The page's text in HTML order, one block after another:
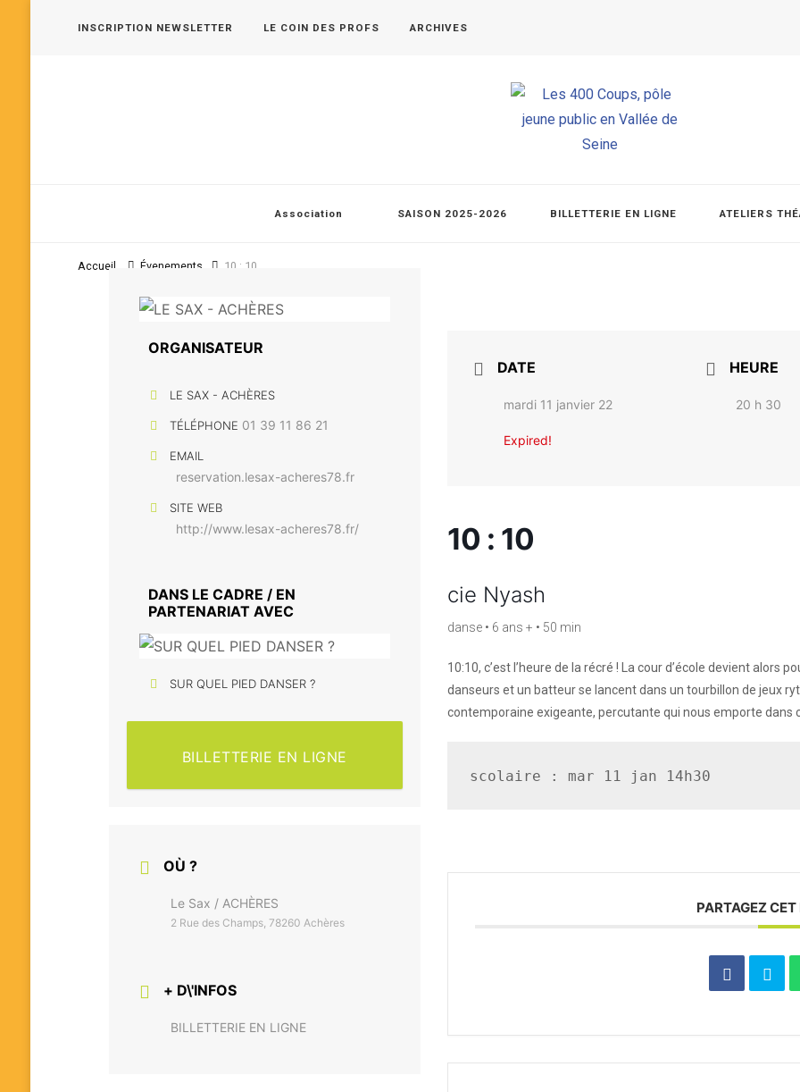
INSCRIPTION NEWSLETTER LE COIN DES PROFS ARCHIVES
Association SAISON 2025-2026 BILLETTERIE EN LIGNE ATELIERS
Accueil Évenements 10 : 10
ORGANISATEUR
LE SAX - ACHÈRES
TÉLÉPHONE 01 39 11 86 21
EMAIL
reservation.lesax-acheres78.fr
SITE WEB
http://www.lesax-acheres78.fr/
DANS LE CADRE / EN
PARTENARIAT AVEC
SUR QUEL PIED DANSER ?
BILLETTERIE EN LIGNE
OÙ ?
Le Sax / ACHÈRES
2 Rue des Champs, 78260 Achères
+ D\'INFOS
BILLETTERIE EN LIGNE
DATE
mardi 11 janvier 22
Expired!
HEURE
20 h 30
10 : 10
cie Nyash
danse • 6 ans + • 50 min
10:10, c’est l’heure de la récré ! La cour d’école devient alors
danseurs et un batteur se lancent dans un tourbillon de jeux
contemporaine exigeante, percutante qui nous emporte dans
scolaire : mar 11 jan 14h30
PARTAGEZ